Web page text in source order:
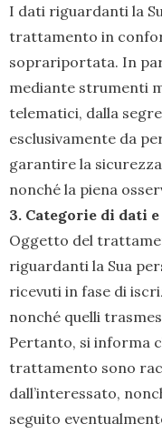
I dati riguardanti la
trattamento in
soprariportata. In
mediante strumenti
telematici, dalla
esclusivamente da
garantire la
nonché la piena
3. Categorie di dati
Oggetto del
riguardanti la Sua
ricevuti in fase di
nonché quelli
Pertanto, si informa
trattamento sono
dall’interessato,
seguito